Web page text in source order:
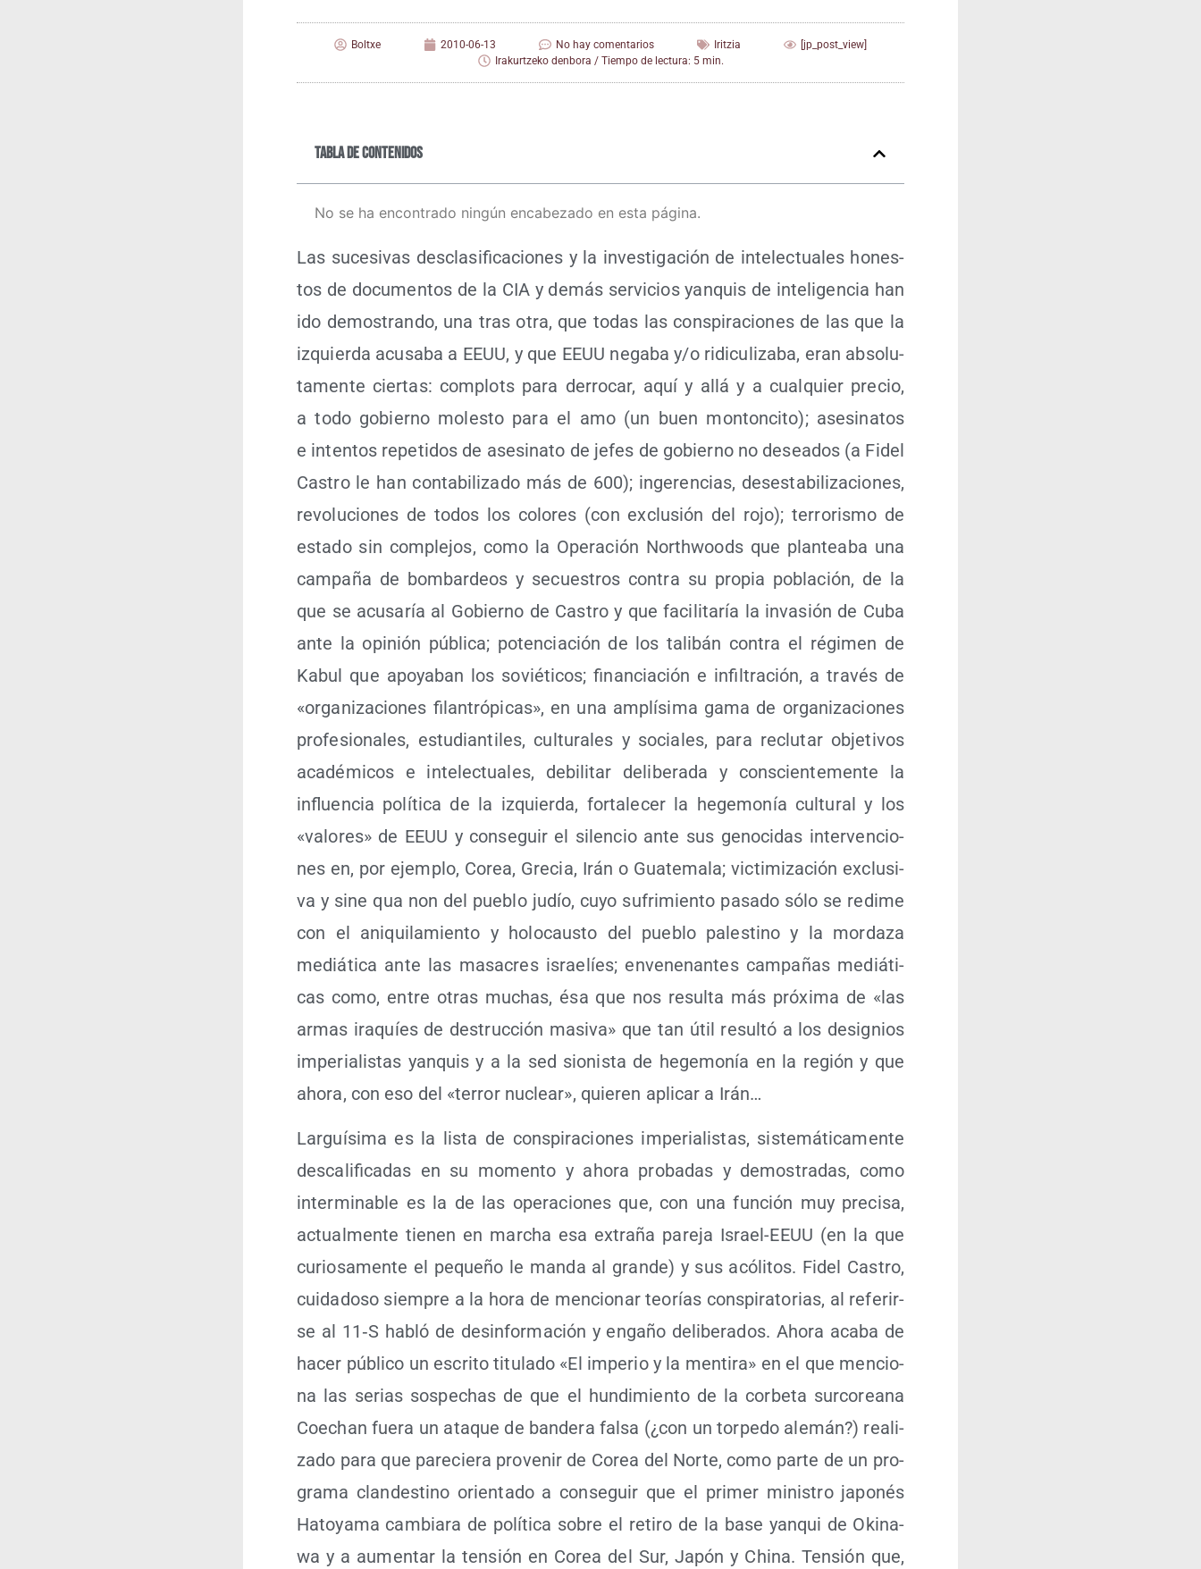
Boltxe 2010-06-13 No hay comentarios Iritzia
[jp_post_view]
Irakurtzeko denbora / Tiempo de lectura: 5 min.
Tabla de contenidos
No se ha encontrado ningún encabezado en esta página.
Las suce­si­vas des­cla­si­fi­ca­cio­nes y la inves­ti­ga­ción de inte­lec­tua­les hones­
tos de docu­men­tos de la CIA y demás ser­vi­cios yan­quis de inte­li­gen­cia han
ido demos­tran­do, una tras otra, que todas las cons­pi­ra­cio­nes de las que la
izquier­da acu­sa­ba a EEUU, y que EEUU nega­ba y/​o ridi­cu­li­za­ba, eran abso­lu­
ta­men­te cier­tas: com­plots para derro­car, aquí y allá y a cual­quier pre­cio,
a todo gobierno moles­to para el amo (un buen mon­ton­ci­to); ase­si­na­tos
e inten­tos repe­ti­dos de ase­si­na­to de jefes de gobierno no desea­dos (a Fidel
Cas­tro le han con­ta­bi­li­za­do más de 600); inge­ren­cias, des­es­ta­bi­li­za­cio­nes,
revo­lu­cio­nes de todos los colo­res (con exclu­sión del rojo); terro­ris­mo de
esta­do sin com­ple­jos, como la Ope­ra­ción North­woods que plan­tea­ba una
cam­pa­ña de bom­bar­deos y secues­tros con­tra su pro­pia pobla­ción, de la
que se acu­sa­ría al Gobierno de Cas­tro y que faci­li­ta­ría la inva­sión de Cuba
ante la opi­nión públi­ca; poten­cia­ción de los tali­bán con­tra el régi­men de
Kabul que apo­ya­ban los sovié­ti­cos; finan­cia­ción e infil­tra­ción, a tra­vés de
«orga­ni­za­cio­nes filan­tró­pi­cas», en una amplí­si­ma gama de orga­ni­za­cio­nes
pro­fe­sio­na­les, estu­dian­ti­les, cul­tu­ra­les y socia­les, para reclu­tar obje­ti­vos
aca­dé­mi­cos e inte­lec­tua­les, debi­li­tar deli­be­ra­da y cons­cien­te­men­te la
influen­cia polí­ti­ca de la izquier­da, for­ta­le­cer la hege­mo­nía cul­tu­ral y los
«valo­res» de EEUU y con­se­guir el silen­cio ante sus geno­ci­das inter­ven­cio­
nes en, por ejem­plo, Corea, Gre­cia, Irán o Gua­te­ma­la; vic­ti­mi­za­ción exclu­si­
va y sine qua non del pue­blo judío, cuyo sufri­mien­to pasa­do sólo se redi­me
con el ani­qui­la­mien­to y holo­caus­to del pue­blo pales­tino y la mor­da­za
mediá­ti­ca ante las masa­cres israe­líes; enve­ne­nan­tes cam­pa­ñas mediá­ti­
cas como, entre otras muchas, ésa que nos resul­ta más pró­xi­ma de «las
armas ira­quíes de des­truc­ción masi­va» que tan útil resul­tó a los desig­nios
impe­ria­lis­tas yan­quis y a la sed sio­nis­ta de hege­mo­nía en la región y que
aho­ra, con eso del «terror nuclear», quie­ren apli­car a Irán…
Lar­guí­si­ma es la lis­ta de cons­pi­ra­cio­nes impe­ria­lis­tas, sis­te­má­ti­ca­men­te
des­ca­li­fi­ca­das en su momen­to y aho­ra pro­ba­das y demos­tra­das, como
inter­mi­na­ble es la de las ope­ra­cio­nes que, con una fun­ción muy pre­ci­sa,
actual­men­te tie­nen en mar­cha esa extra­ña pare­ja Israel-EEUU (en la que
curio­sa­men­te el peque­ño le man­da al gran­de) y sus acó­li­tos. Fidel Cas­tro,
cui­da­do­so siem­pre a la hora de men­cio­nar teo­rías cons­pi­ra­to­rias, al refe­rir­
se al 11‑S habló de des­in­for­ma­ción y enga­ño deli­be­ra­dos. Aho­ra aca­ba de
hacer públi­co un escri­to titu­la­do «El impe­rio y la men­ti­ra» en el que men­cio­
na las serias sos­pe­chas de que el hun­di­mien­to de la cor­be­ta sur­co­rea­na
Coechan fue­ra un ata­que de ban­de­ra fal­sa (¿con un torpe­do ale­mán?) rea­li­
za­do para que pare­cie­ra pro­ve­nir de Corea del Nor­te, como par­te de un pro­
gra­ma clan­des­tino orien­ta­do a con­se­guir que el pri­mer minis­tro japo­nés
Hato­ya­ma cam­bia­ra de polí­ti­ca sobre el reti­ro de la base yan­qui de Oki­na­
wa y a aumen­tar la ten­sión en Corea del Sur, Japón y Chi­na. Ten­sión que,